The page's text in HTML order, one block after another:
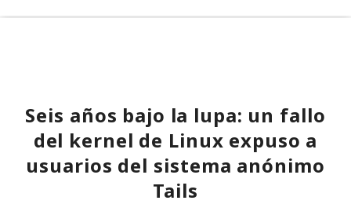
Seis años bajo la lupa: un fallo
del kernel de Linux expuso a
usuarios del sistema anónimo
Tails